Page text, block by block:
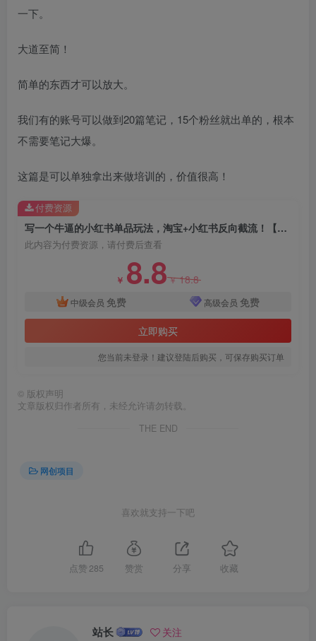
一下。
大道至简！
简单的东西才可以放大。
我们有的账号可以做到20篇笔记，15个粉丝就出单的，根本
不需要笔记大爆。
这篇是可以单独拿出来做培训的，价值很高！
写一个牛逼的小红书单品玩法，淘宝+小红书反向截流！【某公众号付费文章】
此内容为付费资源，请付费后查看
￥ 8.8￥18.8
中级会员 免费 高级会员 免费
立即购买
您当前未登录！建议登陆后购买，可保存购买订单
付费资源
© 版权声明
文章版权归作者所有，未经允许请勿转载。
THE END
网创项目
喜欢就支持一下吧
点赞 285 赞赏 分享 收藏
站长 关注